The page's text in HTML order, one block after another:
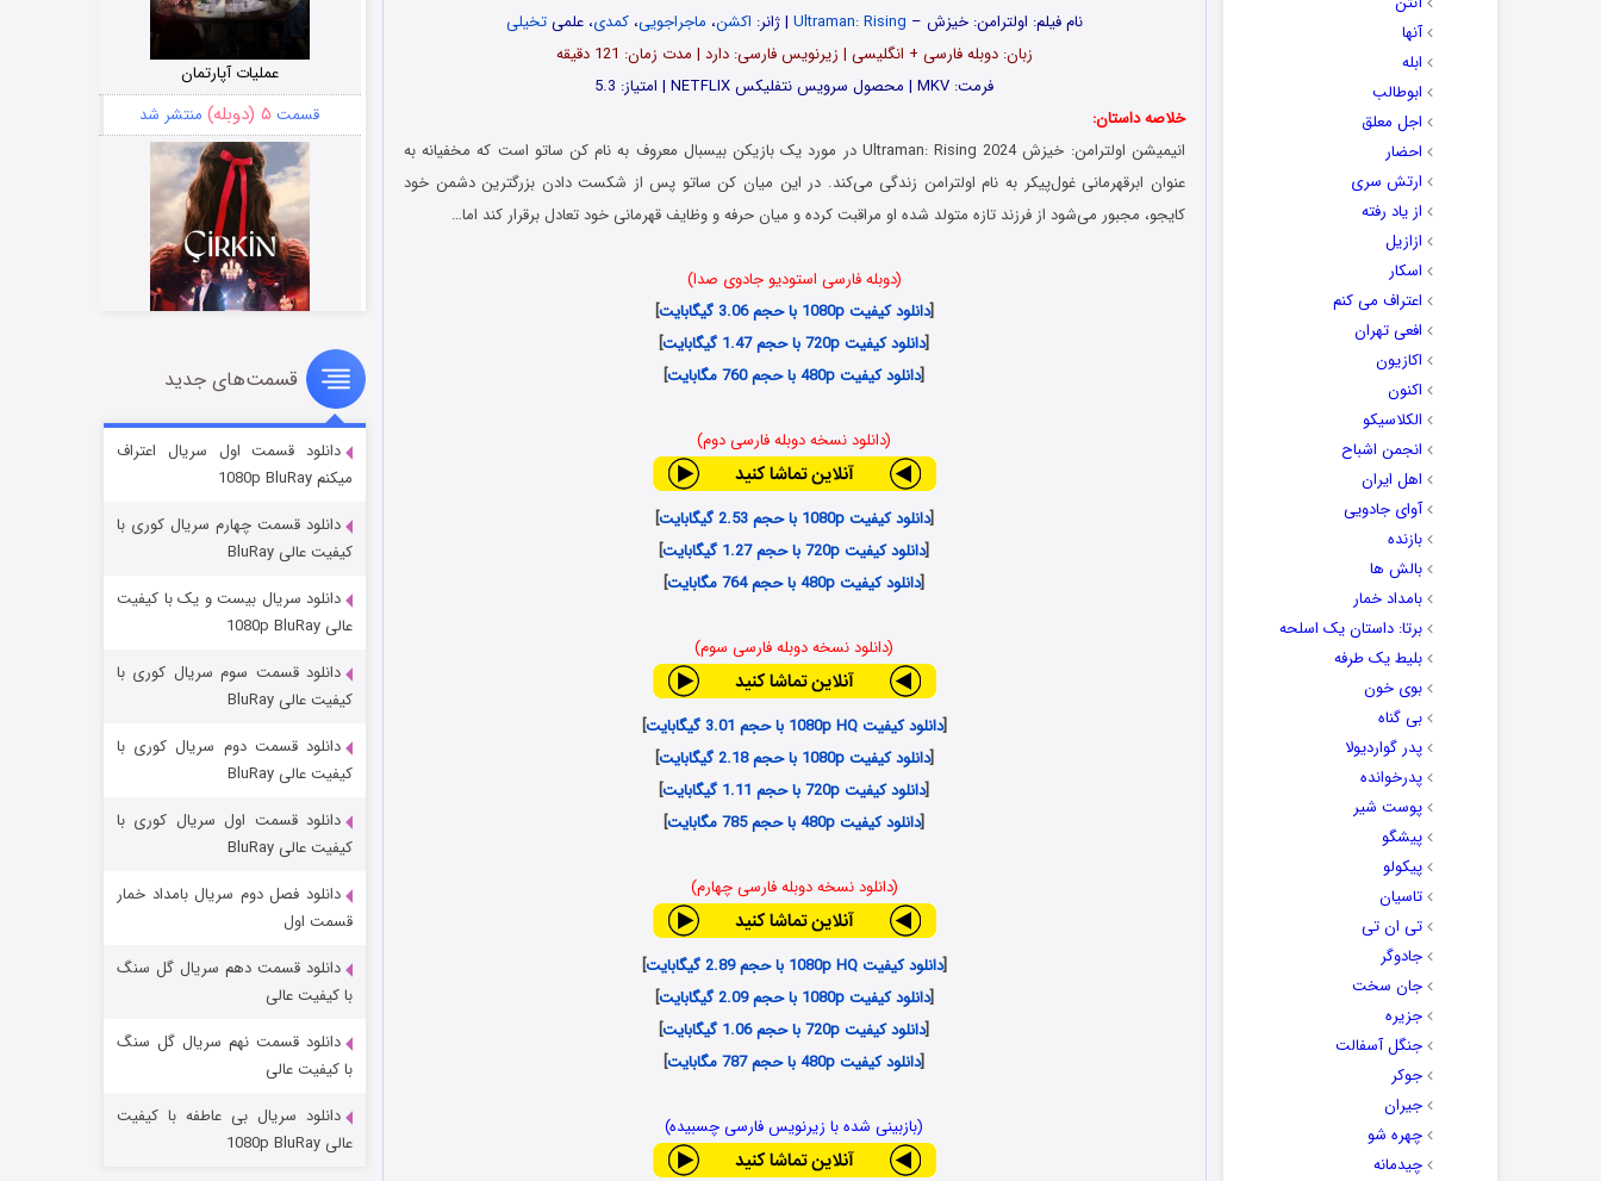
آنها
ابله
ابوطالب
اجل معلق
احضار
ارتش سری
از یاد رفته
ازازیل
اسکار
اعتراف می کنم
افعی تهران
اکازیون
اکنون
الکلاسیکو
انجمن اشباح
اهل ایران
آوای جادویی
بازنده
بالش ها
بامداد خمار
برتا: داستان یک اسلحه
بلیط یک‌‌ طرفه
بوی خون
بی گناه
پدر گواردیولا
پدرخوانده
پوست شیر
پیشگو
پیکولو
تاسیان
تی ان تی
جادوگر
جان سخت
جزیره
جنگل آسفالت
جوکر
جیران
چهره شو
چیدمانه
نام فیلم: اولترامن: خیزش – Ultraman: Rising | ژانر: اکشن، ماجراجویی،کمدی، علمیتخیلی
زبان: دوبله فارسی + انگلیسی | زیرنویس فارسی: دارد | مدت زمان: 121 دقیقه
فرمت: MKV | محصول سرویس نتفلیکس NETFLIX | امتیاز: 5.3
خلاصه داستان:
انیمیشن اولترامن: خیزش Ultraman: Rising 2024
در مورد یک بازیکن بیسبال معروف به نام کن ساتو است که مخفیانه‌ به
عنوان ابرقهرمانی غول‌پیکر به نام اولترامن زندگی می‌کند. در این میان کن ساتو پس از شکست دادن بزرگترین دشمن خود
کایجو، مجبور می‌شود از فرزند تازه متولد شده او مراقبت کرده و میان حرفه و وظایف قهرمانی خود تعادل برقرار کند اما…
(دوبله فارسی استودیو جادوی صدا)
[دانلود کیفیت 1080p با حجم 3.06 گیگابایت
]
[دانلود کیفیت 720p با حجم 1.47 گیگابایت
]
[دانلود کیفیت 480p با حجم 760 مگابایت ]
(دانلود نسخه دوبله فارسی دوم)
[دانلود کیفیت 1080p با حجم 2.53 گیگابایت
]
[دانلود کیفیت 720p با حجم 1.27 گیگابایت
]
[دانلود کیفیت 480p با حجم 764 مگابایت ]
(دانلود نسخه دوبله فارسی سوم)
[دانلود کیفیت 1080p HQ با حجم 3.01 گیگابایت
]
[دانلود کیفیت 1080p با حجم 2.18 گیگابایت
]
[دانلود کیفیت 720p با حجم 1.11 گیگابایت
]
[دانلود کیفیت 480p با حجم 785 مگابایت ]
(دانلود نسخه دوبله فارسی چهارم)
[دانلود کیفیت 1080p HQ با حجم 2.89 گیگابایت
]
[دانلود کیفیت 1080p با حجم 2.09 گیگابایت
]
[دانلود کیفیت 720p با حجم 1.06 گیگابایت
]
[دانلود کیفیت 480p با حجم 787 مگابایت ]
(بازبینی شده با زیرنویس فارسی چسبیده)
عملیات آپارتمان
قسمت ۵ (دوبله) منتشر شد
سریال زشت
قسمت۲ (زیرنویس) منتشر شد
مردگان متحرک: شهر مرده ۳
شکست استوارت در نجات جهان
قسمت ۷ (زیرنویس) منتشر شد
قسمت‌های جدید
دانلود قسمت اول سریال اعتراف
میکنم 1080p BluRay
دانلود قسمت چهارم سریال کوری با
کیفیت عالی BluRay
دانلود سریال بیست و یک با کیفیت
عالی 1080p BluRay
دانلود قسمت سوم سریال کوری با
کیفیت عالی BluRay
دانلود قسمت دوم سریال کوری با
کیفیت عالی BluRay
دانلود قسمت اول سریال کوری با
کیفیت عالی BluRay
دانلود فصل دوم سریال بامداد خمار
قسمت اول
دانلود قسمت دهم سریال گل سنگ
با کیفیت عالی
دانلود قسمت نهم سریال گل سنگ
با کیفیت عالی
دانلود سریال بی عاطفه با کیفیت
عالی 1080p BluRay